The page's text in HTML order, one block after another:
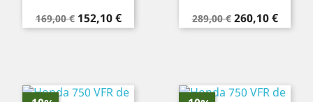
Prix
de
169,00 € Prix
152,10 €
Prix
de
289,00 € Prix
260,10 €